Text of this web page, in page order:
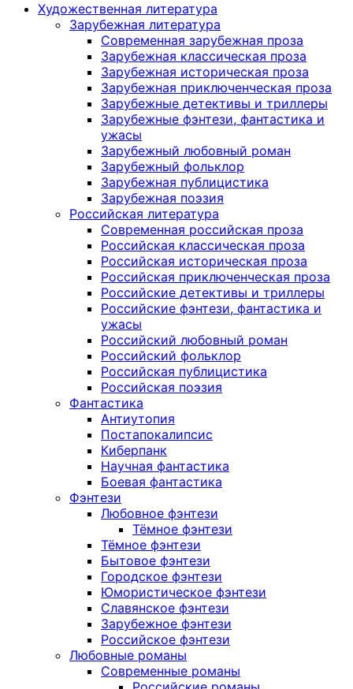
Художественная литература
Зарубежная литература
Современная зарубежная проза
Зарубежная классическая проза
Зарубежная историческая проза
Зарубежная приключенческая проза
Зарубежные детективы и триллеры
Зарубежные фэнтези, фантастика и
ужасы
Зарубежный любовный роман
Зарубежный фольклор
Зарубежная публицистика
Зарубежная поэзия
Российская литература
Современная российская проза
Российская классическая проза
Российская историческая проза
Российская приключенческая проза
Российские детективы и триллеры
Российские фэнтези, фантастика и
ужасы
Российский любовный роман
Российский фольклор
Российская публицистика
Российская поэзия
Фантастика
Антиутопия
Постапокалипсис
Киберпанк
Научная фантастика
Боевая фантастика
Фэнтези
Любовное фэнтези
Тёмное фэнтези
Тёмное фэнтези
Бытовое фэнтези
Городское фэнтези
Юмористическое фэнтези
Славянское фэнтези
Зарубежное фэнтези
Российское фэнтези
Любовные романы
Современные романы